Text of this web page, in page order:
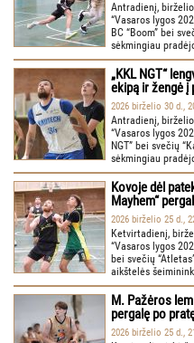
Antradienį,
“Vasaros lygos
BC “Boom” bei
sėkmingiau
„KKL NGT“
ekipą ir žengė į
2026 birželio 30 d.,
Antradienį,
“Vasaros lygos
NGT” bei svečių
sėkmingiau
Kovoje dėl
Mayhem“
2026 birželio 25 d.,
Ketvirtadienį,
“Vasaros lygos
bei svečių
aikštelės
M. Pažėros
pergalę po
2026 birželio 25 d.,